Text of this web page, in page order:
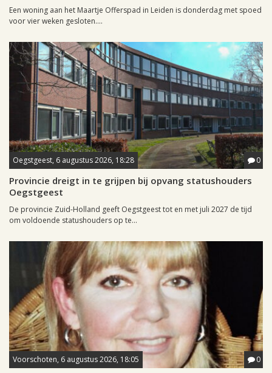
Een woning aan het Maartje Offerspad in Leiden is donderdag met spoed
voor vier weken gesloten....
Oegstgeest, 6 augustus 2026, 18:28 0
Provincie dreigt in te grijpen bij opvang statushouders
Oegstgeest
De provincie Zuid-Holland geeft Oegstgeest tot en met juli 2027 de tijd
om voldoende statushouders op te...
Voorschoten, 6 augustus 2026, 18:05 0